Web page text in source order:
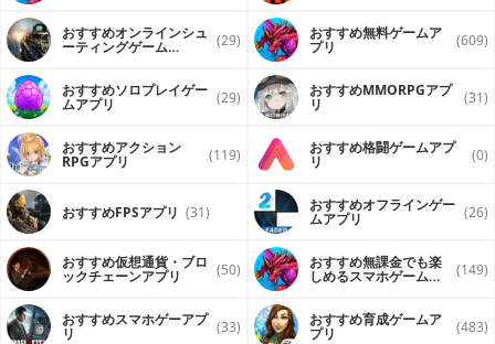
おすすめオンラインシュ
ーティングゲーム (29) おすすめ無料ゲームア
プリ (609)
おすすめソロプレイゲー
ムアプリ (29) おすすめ MMORPGアプ
リ (31)
おすすめアクション
RPGアプリ (119) おすすめ格闘ゲームアプ
リ (0)
おすすめFPSアプリ (31) おすすめオフラインゲー
ムアプリ (26)
おすすめ仮想通貨・ブロ
ックチェーンアプリ (50) おすすめ無課金でも楽
しめるスマホゲームア (149)
おすすめスマホゲーアプ
リ (33) おすすめ育成ゲームア
プリ (483)